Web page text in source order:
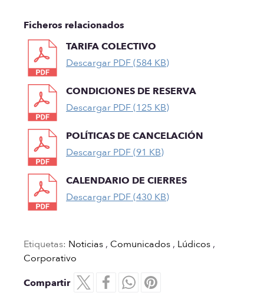
Ficheros relacionados
TARIFA COLECTIVO
Descargar PDF (584 KB)
CONDICIONES DE RESERVA
Descargar PDF (125 KB)
POLÍTICAS DE CANCELACIÓN
Descargar PDF (91 KB)
CALENDARIO DE CIERRES
Descargar PDF (430 KB)
Etiquetas: Noticias , Comunicados , Lúdicos ,
Corporativo
Compartir